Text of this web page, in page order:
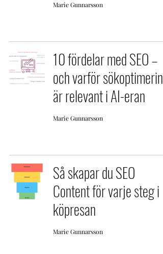
Marie Gunnarsson
10 fördelar med SEO –
och varför sökoptimering
är relevant i AI-eran
Marie Gunnarsson
Så skapar du SEO
Content för varje steg i
köpresan
Marie Gunnarsson